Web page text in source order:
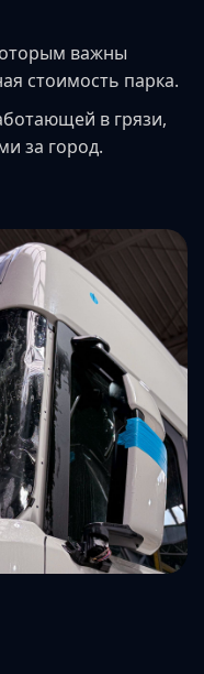
важны
стоимость парка.
в грязи,
за город.